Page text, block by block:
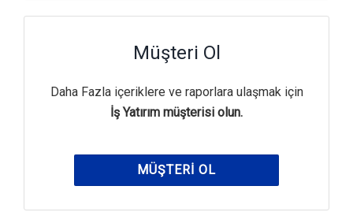
Müşteri Ol
Daha Fazla içeriklere ve raporlara ulaşmak için
İş Yatırım müşterisi olun.
MÜŞTERI OL